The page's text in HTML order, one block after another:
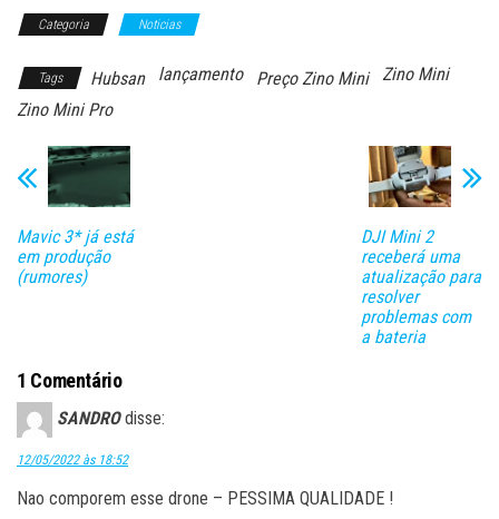
Categoria Noticias
Tags Hubsan lançamento Preço Zino Mini
Zino Mini
Zino Mini Pro
Mavic 3* já está
em produção
(rumores)
DJI Mini 2
receberá uma
atualização para
resolver
problemas com
a bateria
1 Comentário
SANDRO disse:
12/05/2022 às 18:52
Nao comporem esse drone – PESSIMA QUALIDADE !